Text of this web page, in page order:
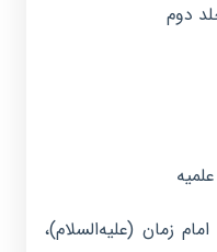
دوم
زمان (علیه‌السلام)،